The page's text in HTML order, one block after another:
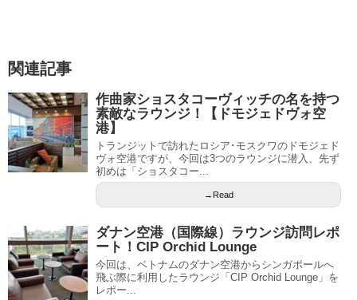
関連記事
作曲家ショスタコーヴィッチの名を持つ
素敵なラウンジ！【ドモジェドヴォ空
港】
トランジットで訪れたロシア･モスクワのドモジェド
ヴォ空港ですが、今回は3つのラウンジに潜入、先ず
初めは「ショスタコー...
→Read
ダナン空港（国際線）ラウンジ訪問レポ
ート！CIP Orchid Lounge
今回は、ベトナムのダナン空港からシンガポールへ
飛ぶ際に利用したラウンジ「CIP Orchid Lounge」を
レポー...